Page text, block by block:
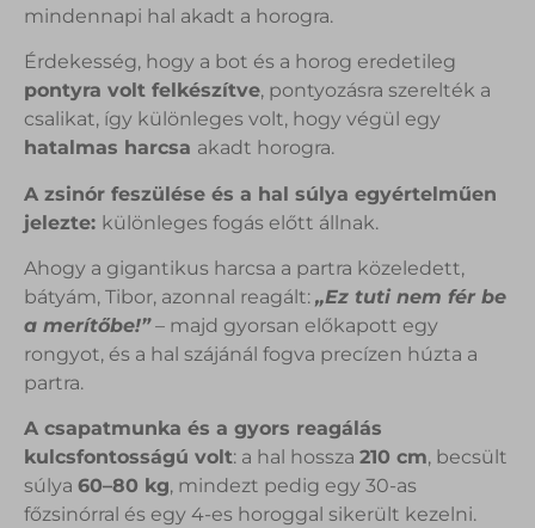
mindennapi hal akadt a horogra.
Érdekesség, hogy a bot és a horog eredetileg
pontyra volt felkészítve, pontyozásra szerelték a
csalikat, így különleges volt, hogy végül egy
hatalmas harcsa akadt horogra.
A zsinór feszülése és a hal súlya egyértelműen
jelezte: különleges fogás előtt állnak.
Ahogy a gigantikus harcsa a partra közeledett,
bátyám, Tibor, azonnal reagált: „Ez tuti nem fér be
a merítőbe!”– majd gyorsan előkapott egy
rongyot, és a hal szájánál fogva precízen húzta a
partra.
A csapatmunka és a gyors reagálás
kulcsfontosságú volt: a hal hossza 210 cm, becsült
súlya 60–80 kg, mindezt pedig egy 30-as
főzsinórral és egy 4-es horoggal sikerült kezelni.